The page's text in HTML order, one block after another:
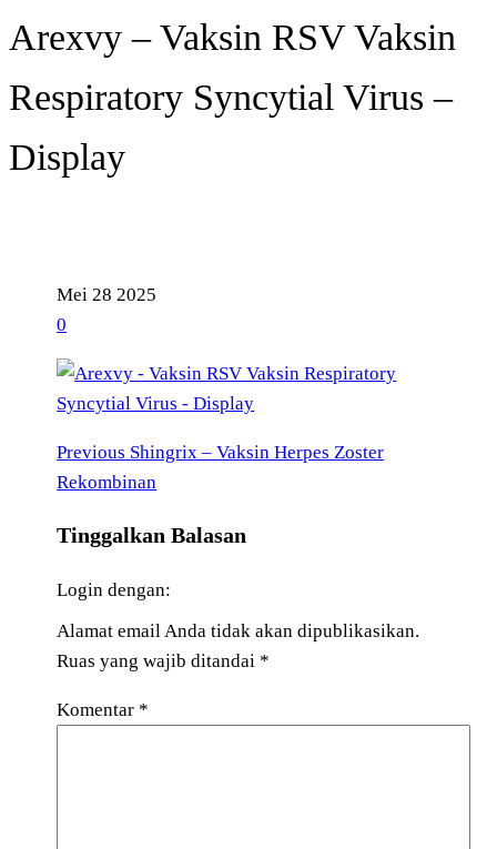
Arexvy – Vaksin RSV Vaksin
Respiratory Syncytial Virus –
Display
Mei 28 2025
0
Navigasi
pos
Previous
Post
Previous Shingrix – Vaksin Herpes Zoster
Rekombinan
Tinggalkan Balasan
Login dengan:
Alamat email Anda tidak akan dipublikasikan.
Ruas yang wajib ditandai *
Komentar *